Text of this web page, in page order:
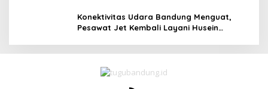
Konektivitas Udara Bandung Menguat,
Pesawat Jet Kembali Layani Husein